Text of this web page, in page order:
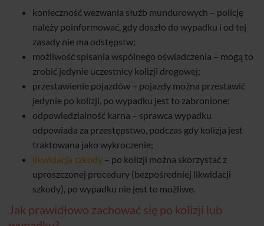
konieczność wezwania służb mundurowych – policję
należy poinformować, gdy doszło do wypadku i od tej
zasady nie ma odstępstw;
możliwość spisania wspólnego oświadczenia – mogą to
zrobić jedynie uczestnicy kolizji drogowej;
przestawienie pojazdów – pojazdy można przestawić
jedynie po kolizji, po wypadku jest to zabronione;
odpowiedzialność karna – sprawca wypadku
odpowiada za przestępstwo, podczas gdy kolizja jest
traktowana jako wykroczenie;
likwidacja szkody – po kolizji można skorzystać z
uproszczonej procedury (bezpośredniej likwidacji
szkody), po wypadku nie jest to możliwe.
Jak prawidłowo zachować się po kolizji lub